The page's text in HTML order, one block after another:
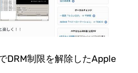
DRM制限を解除したApple